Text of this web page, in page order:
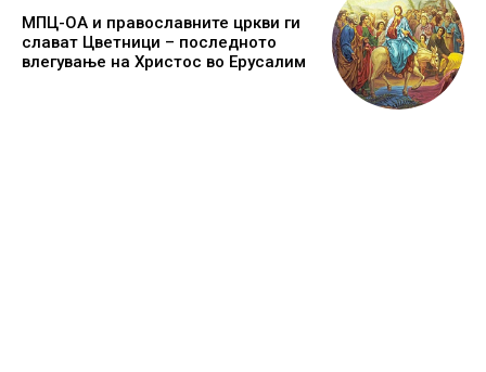
МПЦ-ОА и православните цркви ги
слават Цветници – последното
влегување на Христос во Ерусалим